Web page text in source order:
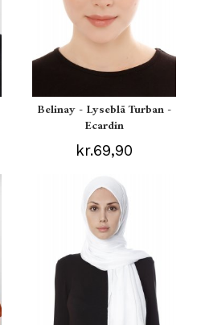
Belinay - Lyseblå Turban -
Ecardin
kr.69,90